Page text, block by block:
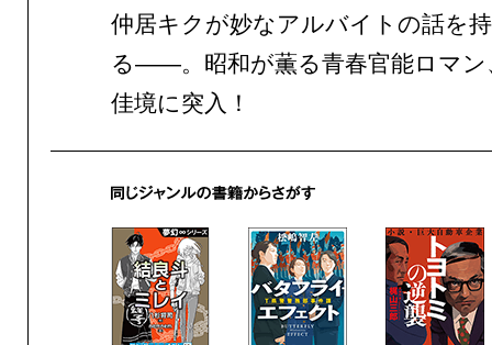
仲居キクが妙なアルバイトの話を
る——。昭和が薫る青春官能ロマン
佳境に突入！